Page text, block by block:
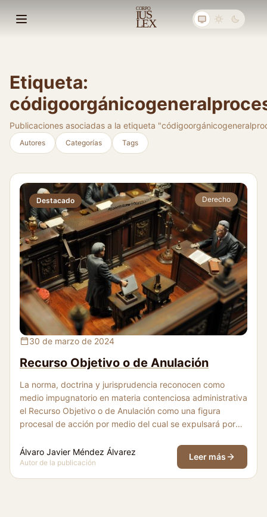
Abrir menú principal
US
I
LEX
CORPO
Etiqueta:
Publicaciones asociadas a la etiqueta
Autores Categorías Tags
Recurso Objetivo o de Anulación
Destacado Derecho
30 de marzo de 2024
Recurso Objetivo o de Anulación
La norma, doctrina y jurisprudencia reconocen como
medio impugnatorio en materia contenciosa administrativa
el Recurso Objetivo o de Anulación como una figura
procesal de acción por medio del cual se expulsará por
lesivo al ordenamiento jurídico.
Álvaro Javier Méndez Álvarez
Autor de la publicación
Leer más